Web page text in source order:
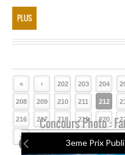
PLUS
« ‹ 202 203 204
208 209 210 211 212
216 217 218 219 220
»
Concours Photo :
3eme Prix